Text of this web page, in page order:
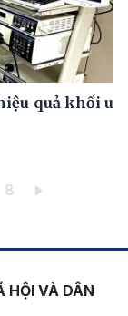
quả khối u
Trang
8
HỘI VÀ DÂN